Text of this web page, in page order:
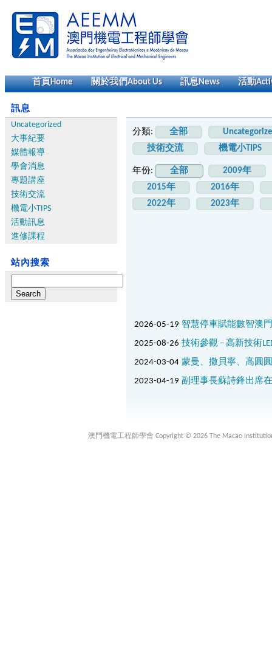
首頁Home 關於我們About Us 訊息News 活動
訊息
Uncategorized
大事紀要
媒體報導
學會消息
專題講座
技術交流
機電小TIPS
活動訊息
進修課程
站內搜索
for:
分類: 全部
技術交流
機電小TIPS
年份: 全部
2009年
2015年
2016年
2022年
2023年
2026-05-19 智慧停車賦能數智澳門
2025-08-26 技術參觀 – 高新技術
2024-03-04 蒙曼、撒貝寧、高圓
2023-04-19 副理事長蘇詩鋒出席
澳門機電工程師學會 Copyright © 2026 The Macao